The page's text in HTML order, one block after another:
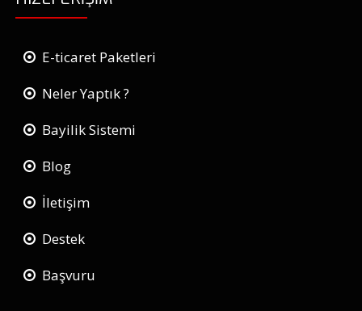
E-ticaret Paketleri
Neler Yaptık ?
Bayilik Sistemi
Blog
İletişim
Destek
Başvuru